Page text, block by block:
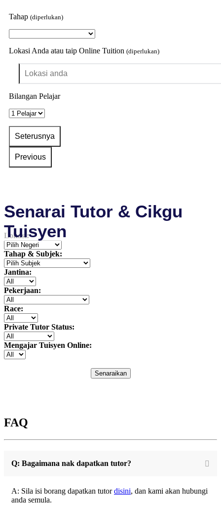
Tahap (diperlukan)
Lokasi Anda atau taip Online Tuition (diperlukan)
Bilangan Pelajar
Senarai Tutor & Cikgu
Tuisyen
Lokasi:
Tahap & Subjek:
Jantina:
Pekerjaan:
Race:
Private Tutor Status:
Mengajar Tuisyen Online:
Senaraikan
FAQ
Q: Bagaimana nak dapatkan tutor?
A: Sila isi borang dapatkan tutordisini, dan kami akan hubungi
anda semula.